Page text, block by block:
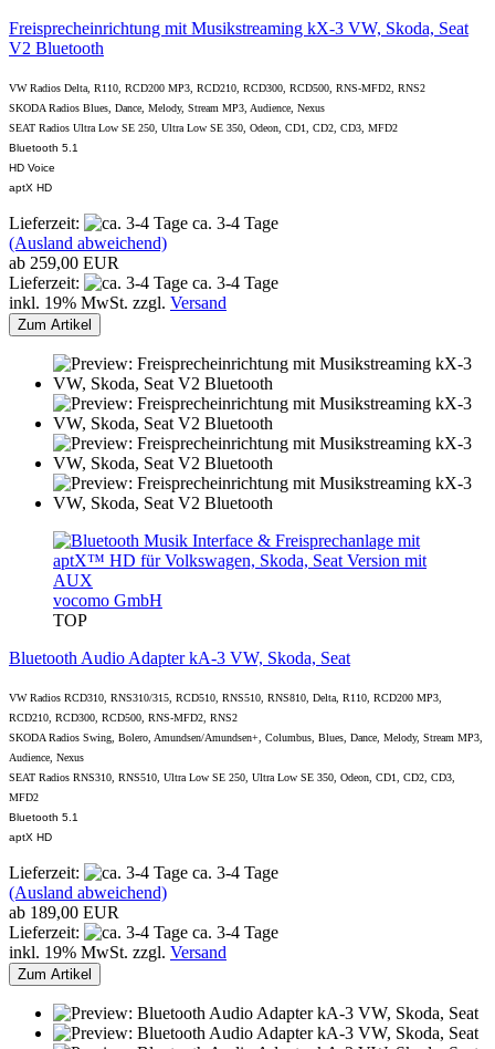
Freisprecheinrichtung mit Musikstreaming kX-3 VW, Skoda, Seat
V2 Bluetooth
VW Radios Delta, R110, RCD200 MP3, RCD210, RCD300, RCD500, RNS-MFD2, RNS2
SKODA Radios Blues, Dance, Melody, Stream MP3, Audience, Nexus
SEAT Radios Ultra Low SE 250, Ultra Low SE 350, Odeon, CD1, CD2, CD3, MFD2
Bluetooth 5.1
HD Voice
aptX HD
Lieferzeit:
ca. 3-4 Tage
(Ausland abweichend)
ab 259,00 EUR
Lieferzeit:
ca. 3-4 Tage
inkl. 19% MwSt. zzgl. Versand
Zum Artikel
vocomo GmbH
TOP
Bluetooth Audio Adapter kA-3 VW, Skoda, Seat
VW Radios RCD310, RNS310/315, RCD510, RNS510, RNS810, Delta, R110, RCD200 MP3,
RCD210, RCD300, RCD500, RNS-MFD2, RNS2
SKODA Radios Swing, Bolero, Amundsen/Amundsen+, Columbus, Blues, Dance, Melody, Stream MP3,
Audience, Nexus
SEAT Radios RNS310, RNS510, Ultra Low SE 250, Ultra Low SE 350, Odeon, CD1, CD2, CD3,
MFD2
Bluetooth 5.1
aptX HD
Lieferzeit:
ca. 3-4 Tage
(Ausland abweichend)
ab 189,00 EUR
Lieferzeit:
ca. 3-4 Tage
inkl. 19% MwSt. zzgl. Versand
Zum Artikel